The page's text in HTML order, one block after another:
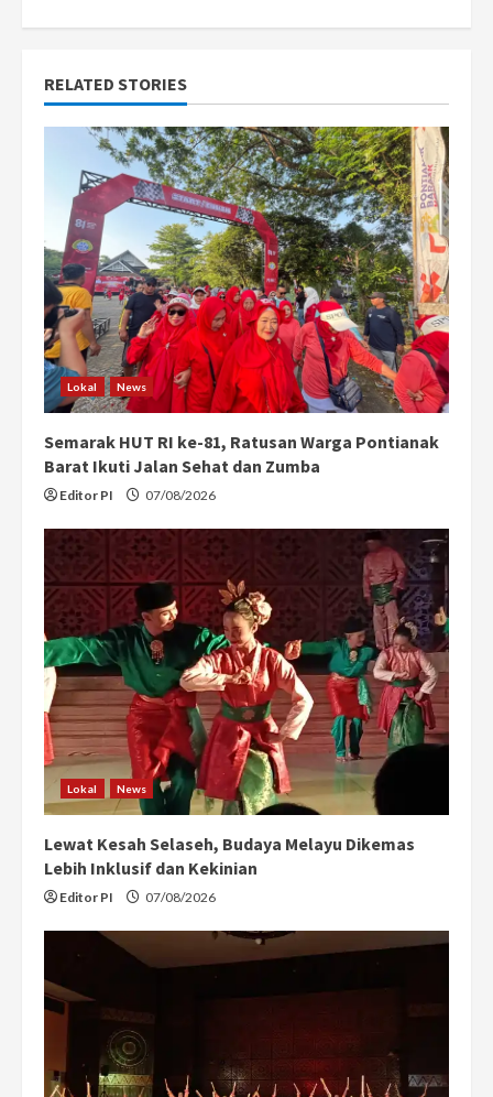
n
u
e
a
d
i
n
g
RELATED STORIES
Lokal News
Semarak HUT RI ke-81, Ratusan Warga Pontianak
Barat Ikuti Jalan Sehat dan Zumba
Editor PI 07/08/2026
Lokal News
Lewat Kesah Selaseh, Budaya Melayu Dikemas
Lebih Inklusif dan Kekinian
Editor PI 07/08/2026